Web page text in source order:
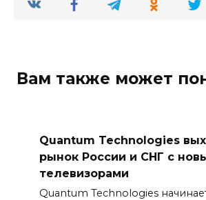
Вам также может
Quantum Technologies
рынок России и СНГ с
телевизорами
Quantum Technologies